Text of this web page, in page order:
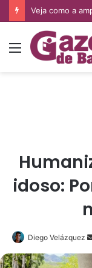
Menu
idoso:
Diego Velázquez